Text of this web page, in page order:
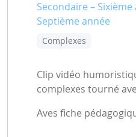
Secondaire –
Septième année
Complexes
Clip vidéo
complexes tourné
Aves fiche